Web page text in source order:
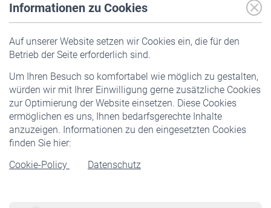
Informationen zu Cookies
Auf unserer Website setzen wir Cookies ein, die für den
Betrieb der Seite erforderlich sind.
Um Ihren Besuch so komfortabel wie möglich zu gestalten,
würden wir mit Ihrer Einwilligung gerne zusätzliche Cookies
zur Optimierung der Website einsetzen. Diese Cookies
ermöglichen es uns, Ihnen bedarfsgerechte Inhalte
anzuzeigen. Informationen zu den eingesetzten Cookies
finden Sie hier:
Cookie-Policy
Datenschutz
Pflichtversicherung
Staatliche Förderung
Veranstaltungen
Rentner
Rentenbeginn
Rente beantragen